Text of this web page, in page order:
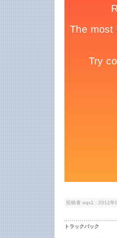
投稿者 oqx1 : 2012年
トラックバック